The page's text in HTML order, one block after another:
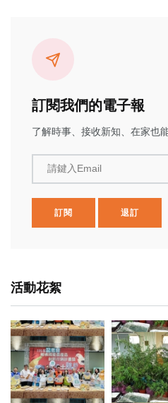
訂閱我們的電子報
了解時事、接收新知、在家也
請鍵入Email
訂閱 退訂
活動花絮